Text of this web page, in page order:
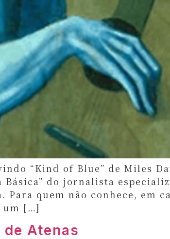
“Kind of Blue” de Miles
do jornalista
quem não conhece, em
um […]
Atenas